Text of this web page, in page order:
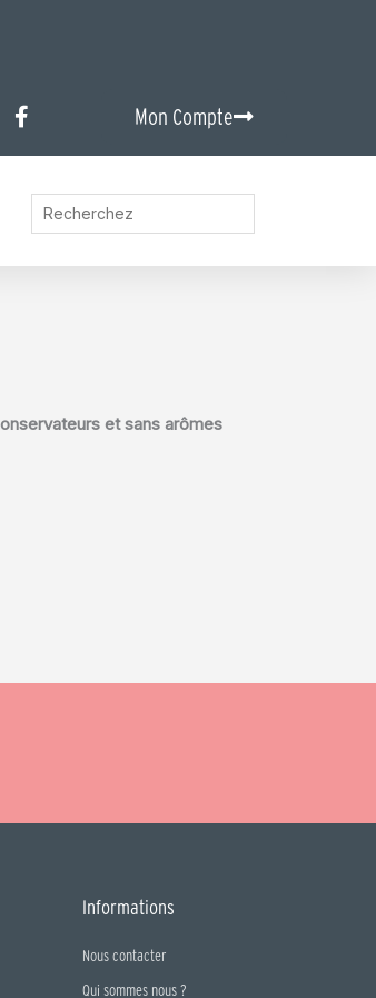
Mon Compte
et sans arômes
Informations
Nous contacter
Qui sommes nous ?